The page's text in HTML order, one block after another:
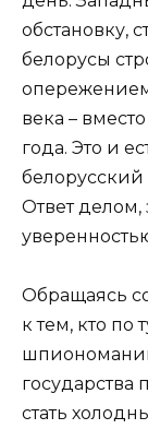
обстановку,
белорусы
века –
года. Это и
Ответ делом,
Обращаясь
к тем, кто по
государства
стать